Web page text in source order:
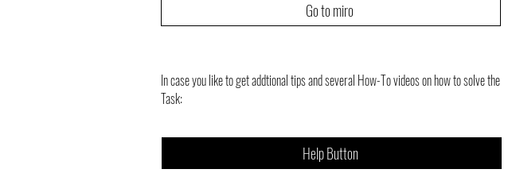
Go to miro
In case you like to get addtional tips and several How-To videos on how to solve the
Task:
Help Button